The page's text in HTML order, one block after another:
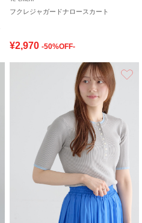
フクレジャガードナロースカート
¥2,970 -50%OFF-